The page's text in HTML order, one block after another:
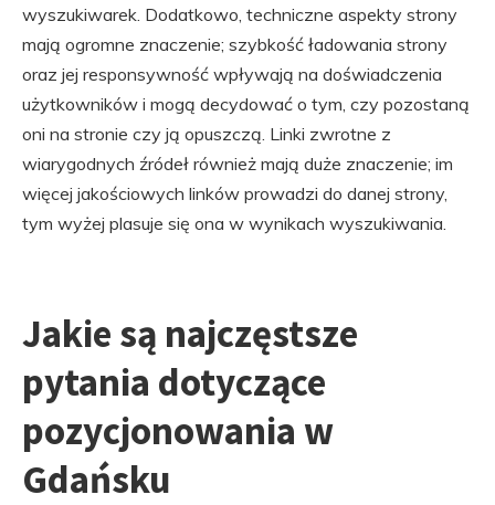
wyszukiwarek. Dodatkowo, techniczne aspekty strony
mają ogromne znaczenie; szybkość ładowania strony
oraz jej responsywność wpływają na doświadczenia
użytkowników i mogą decydować o tym, czy pozostaną
oni na stronie czy ją opuszczą. Linki zwrotne z
wiarygodnych źródeł również mają duże znaczenie; im
więcej jakościowych linków prowadzi do danej strony,
tym wyżej plasuje się ona w wynikach wyszukiwania.
Jakie są najczęstsze
pytania dotyczące
pozycjonowania w
Gdańsku